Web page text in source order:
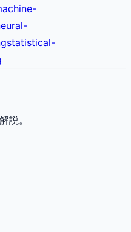
statistical-
説。